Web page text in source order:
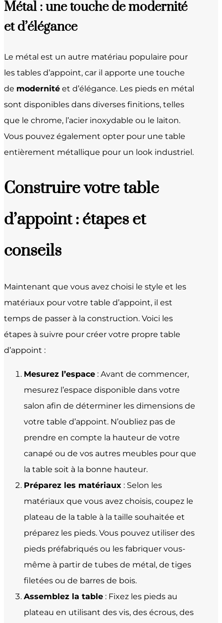
Métal : une touche de modernité
et d’élégance
Le métal est un autre matériau populaire pour
les tables d’appoint, car il apporte une touche
de modernité et d’élégance. Les pieds en métal
sont disponibles dans diverses finitions, telles
que le chrome, l’acier inoxydable ou le laiton.
Vous pouvez également opter pour une table
entièrement métallique pour un look industriel.
Construire votre table
d’appoint : étapes et
conseils
Maintenant que vous avez choisi le style et les
matériaux pour votre table d’appoint, il est
temps de passer à la construction. Voici les
étapes à suivre pour créer votre propre table
d’appoint :
Mesurez l’espace : Avant de commencer,
mesurez l’espace disponible dans votre
salon afin de déterminer les dimensions de
votre table d’appoint. N’oubliez pas de
prendre en compte la hauteur de votre
canapé ou de vos autres meubles pour que
la table soit à la bonne hauteur.
Préparez les matériaux : Selon les
matériaux que vous avez choisis, coupez le
plateau de la table à la taille souhaitée et
préparez les pieds. Vous pouvez utiliser des
pieds préfabriqués ou les fabriquer vous-
même à partir de tubes de métal, de tiges
filetées ou de barres de bois.
Assemblez la table : Fixez les pieds au
plateau en utilisant des vis, des écrous, des